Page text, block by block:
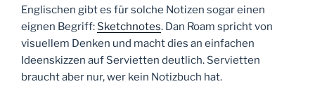
Englischen gibt es für solche Notizen sogar einen
eignen Begriff: Sketchnotes. Dan Roam spricht von
visuellem Denken und macht dies an einfachen
Ideenskizzen auf Servietten deutlich. Servietten
braucht aber nur, wer kein Notizbuch hat.